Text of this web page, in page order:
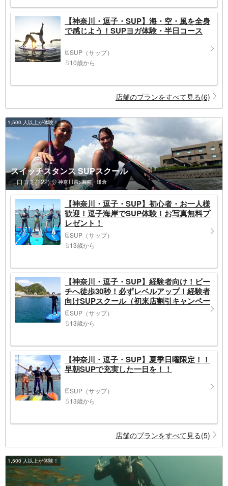
【神奈川・逗子・SUP】海・空・風を全身
で感じよう！SUPヨガ体験・半日コース
SUP（サップ）
10歳から
店舗のプランをすべて見る(6)
1,500 人以上が体験！
スイッチスタンス SUPスクール
口コミ(122) 神奈川県>湘南・鎌倉
【神奈川・逗子・SUP】初心者・お一人様
歓迎！逗子海岸でSUP体験！お写真無料プ
レゼント！
SUP（サップ）
13歳から
【神奈川・逗子・SUP】経験者向け！ビー
チへ徒歩30秒！必ずレベルアップ！経験者
向けSUPスクール（初来店割引キャンペー
ン）
SUP（サップ）
13歳から
【神奈川・逗子・SUP】夏季日曜限定！！
早朝SUPで充実した一日を！！
SUP（サップ）
13歳から
店舗のプランをすべて見る(5)
1,500 人以上が体験！